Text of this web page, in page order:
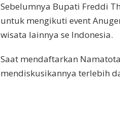
Sebelumnya Bupati Freddi
untuk mengikuti event
wisata lainnya se Indonesia.
Saat mendaftarkan
mendiskusikannya terlebih